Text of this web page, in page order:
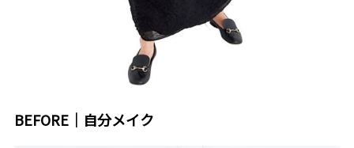
BEFORE｜自分メイク